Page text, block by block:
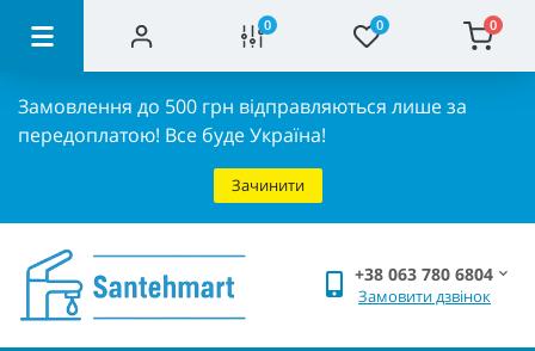
0 0 0
Замовлення до 500 грн відправляються лише за
передоплатою! Все буде Україна!
Зачинити
+38 063 780 6804
Замовити дзвінок